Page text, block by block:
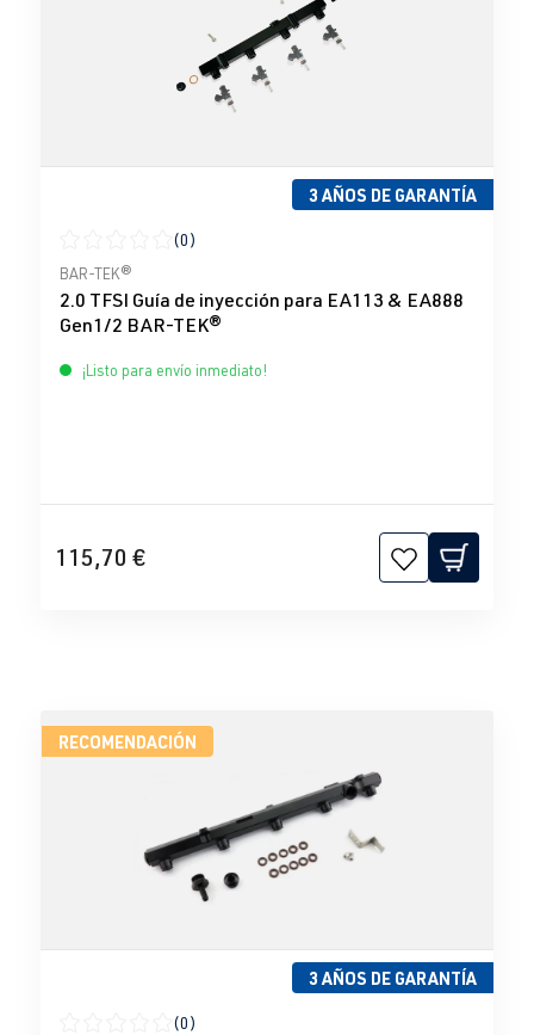
3 AÑOS DE GARANTÍA
Calificación promedio de 0 de 5 estrellas
(0)
BAR-TEK®
2.0 TFSI Guía de inyección para EA113 & EA888
Gen1/2 BAR-TEK®
¡Listo para envío inmediato!
115,70 €
RECOMENDACIÓN
3 AÑOS DE GARANTÍA
(0)